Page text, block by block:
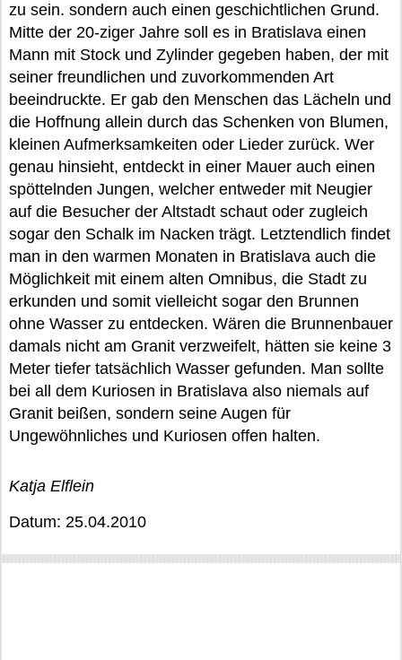
zu sein. sondern auch einen geschichtlichen Grund.
Mitte der 20-ziger Jahre soll es in Bratislava einen
Mann mit Stock und Zylinder gegeben haben, der mit
seiner freundlichen und zuvorkommenden Art
beeindruckte. Er gab den Menschen das Lächeln und
die Hoffnung allein durch das Schenken von Blumen,
kleinen Aufmerksamkeiten oder Lieder zurück. Wer
genau hinsieht, entdeckt in einer Mauer auch einen
spöttelnden Jungen, welcher entweder mit Neugier
auf die Besucher der Altstadt schaut oder zugleich
sogar den Schalk im Nacken trägt. Letztendlich findet
man in den warmen Monaten in Bratislava auch die
Möglichkeit mit einem alten Omnibus, die Stadt zu
erkunden und somit vielleicht sogar den Brunnen
ohne Wasser zu entdecken. Wären die Brunnenbauer
damals nicht am Granit verzweifelt, hätten sie keine 3
Meter tiefer tatsächlich Wasser gefunden. Man sollte
bei all dem Kuriosen in Bratislava also niemals auf
Granit beißen, sondern seine Augen für
Ungewöhnliches und Kuriosen offen halten.
Katja Elflein
Datum: 25.04.2010